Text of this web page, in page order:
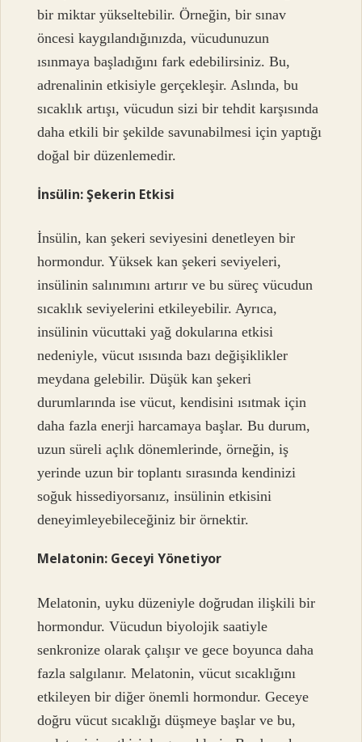
bir miktar yükseltebilir. Örneğin, bir sınav
öncesi kaygılandığınızda, vücudunuzun
ısınmaya başladığını fark edebilirsiniz. Bu,
adrenalinin etkisiyle gerçekleşir. Aslında, bu
sıcaklık artışı, vücudun sizi bir tehdit karşısında
daha etkili bir şekilde savunabilmesi için yaptığı
doğal bir düzenlemedir.
İnsülin: Şekerin Etkisi
İnsülin, kan şekeri seviyesini denetleyen bir
hormondur. Yüksek kan şekeri seviyeleri,
insülinin salınımını artırır ve bu süreç vücudun
sıcaklık seviyelerini etkileyebilir. Ayrıca,
insülinin vücuttaki yağ dokularına etkisi
nedeniyle, vücut ısısında bazı değişiklikler
meydana gelebilir. Düşük kan şekeri
durumlarında ise vücut, kendisini ısıtmak için
daha fazla enerji harcamaya başlar. Bu durum,
uzun süreli açlık dönemlerinde, örneğin, iş
yerinde uzun bir toplantı sırasında kendinizi
soğuk hissediyorsanız, insülinin etkisini
deneyimleyebileceğiniz bir örnektir.
Melatonin: Geceyi Yönetiyor
Melatonin, uyku düzeniyle doğrudan ilişkili bir
hormondur. Vücudun biyolojik saatiyle
senkronize olarak çalışır ve gece boyunca daha
fazla salgılanır. Melatonin, vücut sıcaklığını
etkileyen bir diğer önemli hormondur. Geceye
doğru vücut sıcaklığı düşmeye başlar ve bu,